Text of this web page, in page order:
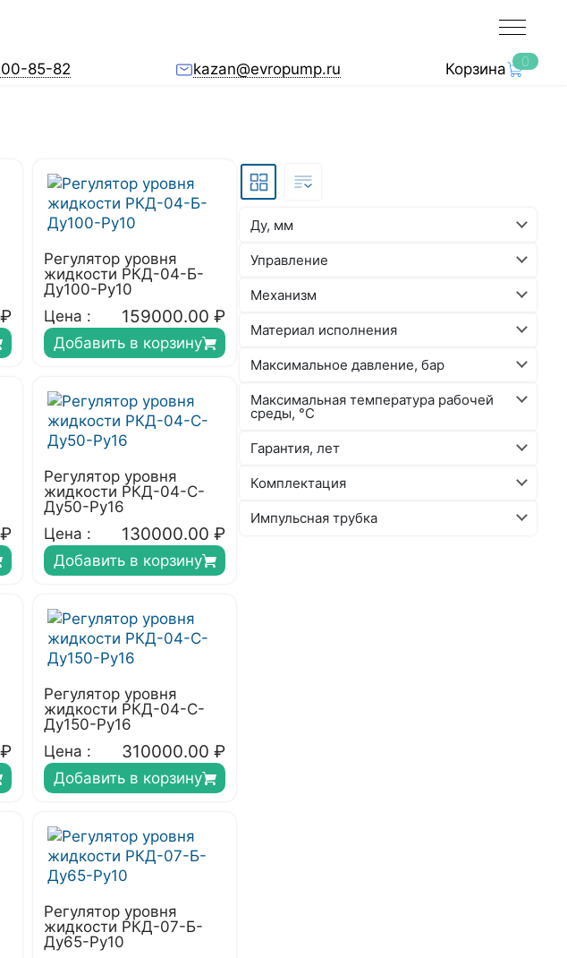
85-82 kazan@evropump.ru Корзина 0
₽
Регулятор уровня
жидкости РКД-04-Б-
Ду100-Ру10
Цена :
159000.00 ₽
Добавить в корзину
₽
Регулятор уровня
жидкости РКД-04-С-
Ду50-Ру16
Цена :
130000.00 ₽
Добавить в корзину
₽
Регулятор уровня
жидкости РКД-04-С-
Ду150-Ру16
Цена :
310000.00 ₽
Добавить в корзину
Регулятор уровня
жидкости РКД-07-Б-
Ду65-Ру10
Ду, мм
Управление
Механизм
Материал исполнения
Максимальное давление, бар
Максимальная температура рабочей
среды, °C
Гарантия, лет
Комплектация
Импульсная трубка